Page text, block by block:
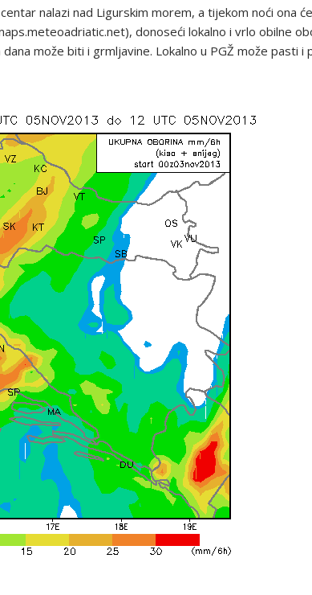
nalazi nad Ligurskim morem, a tijekom noći ona
donoseći lokalno i vrlo obilne
može biti i grmljavine. Lokalno u PGŽ može pasti i